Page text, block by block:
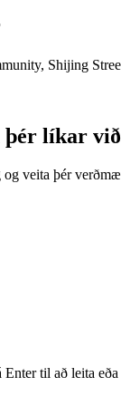
Shijing
líkar
veita þér
Enter til að leita